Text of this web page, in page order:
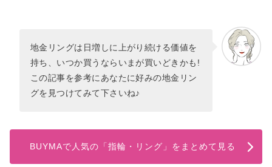
地金リングは日増しに上がり続ける価値を
持ち、いつか買うならいまが買いどきかも!
この記事を参考にあなたに好みの地金リン
グを見つけてみて下さいね♪
BUYMAで人気の「指輪・リング」をまとめて見る